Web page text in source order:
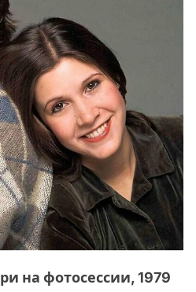
на фотосессии, 1979